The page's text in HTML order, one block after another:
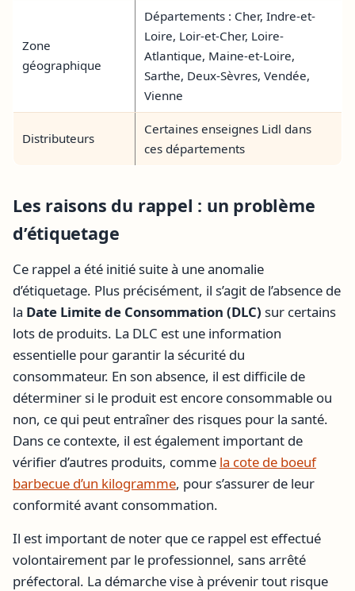
Zone
géographique
Départements : Cher, Indre-et-
Loire, Loir-et-Cher, Loire-
Atlantique, Maine-et-Loire,
Sarthe, Deux-Sèvres, Vendée,
Vienne
Distributeurs
Certaines enseignes Lidl dans
ces départements
Les raisons du rappel : un problème
d’étiquetage
Ce rappel a été initié suite à une anomalie
d’étiquetage. Plus précisément, il s’agit de l’absence de
la Date Limite de Consommation (DLC) sur certains
lots de produits. La DLC est une information
essentielle pour garantir la sécurité du
consommateur. En son absence, il est difficile de
déterminer si le produit est encore consommable ou
non, ce qui peut entraîner des risques pour la santé.
Dans ce contexte, il est également important de
vérifier d’autres produits, comme la cote de boeuf
barbecue d’un kilogramme, pour s’assurer de leur
conformité avant consommation.
Il est important de noter que ce rappel est effectué
volontairement par le professionnel, sans arrêté
préfectoral. La démarche vise à prévenir tout risque